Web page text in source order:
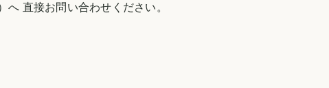
直接お問い合わせください。